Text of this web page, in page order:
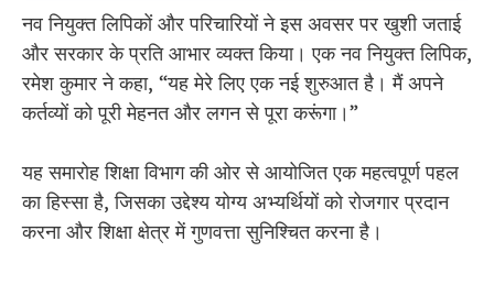
नव नियुक्त लिपिकों और परिचारियों ने इस अवसर पर खुशी जताई
और सरकार के प्रति आभार व्यक्त किया। एक नव नियुक्त लिपिक,
रमेश कुमार ने कहा, “यह मेरे लिए एक नई शुरुआत है। मैं अपने
कर्तव्यों को पूरी मेहनत और लगन से पूरा करूंगा।”
यह समारोह शिक्षा विभाग की ओर से आयोजित एक महत्वपूर्ण पहल
का हिस्सा है, जिसका उद्देश्य योग्य अभ्यर्थियों को रोजगार प्रदान
करना और शिक्षा क्षेत्र में गुणवत्ता सुनिश्चित करना है।